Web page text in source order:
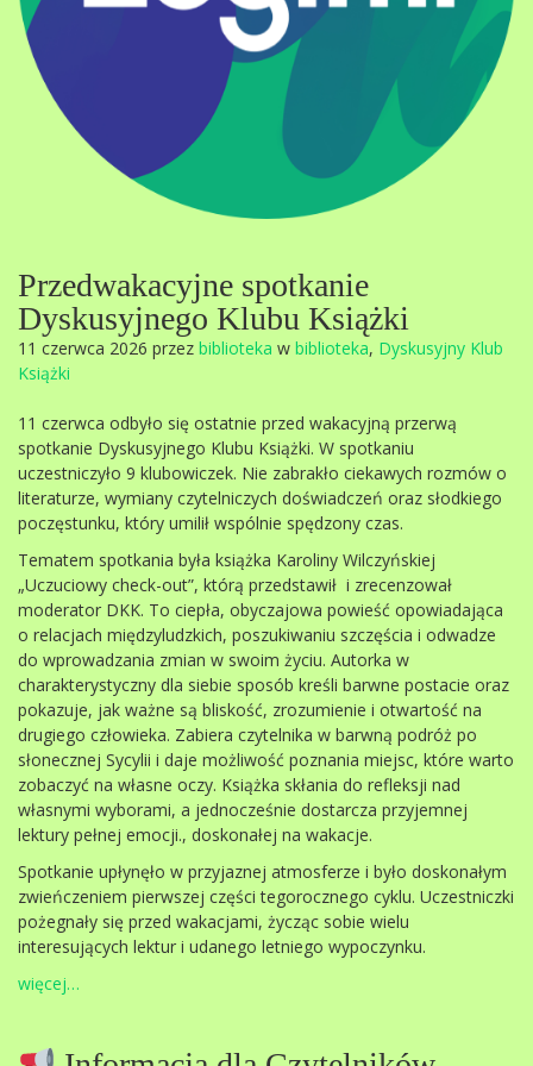
Przedwakacyjne spotkanie
Dyskusyjnego Klubu Książki
11 czerwca 2026 przez biblioteka w biblioteka, Dyskusyjny Klub
Książki
11 czerwca odbyło się ostatnie przed wakacyjną przerwą
spotkanie Dyskusyjnego Klubu Książki. W spotkaniu
uczestniczyło 9 klubowiczek. Nie zabrakło ciekawych rozmów o
literaturze, wymiany czytelniczych doświadczeń oraz słodkiego
poczęstunku, który umilił wspólnie spędzony czas.
Tematem spotkania była książka Karoliny Wilczyńskiej
„Uczuciowy check-out”, którą przedstawił i zrecenzował
moderator DKK. To ciepła, obyczajowa powieść opowiadająca
o relacjach międzyludzkich, poszukiwaniu szczęścia i odwadze
do wprowadzania zmian w swoim życiu. Autorka w
charakterystyczny dla siebie sposób kreśli barwne postacie oraz
pokazuje, jak ważne są bliskość, zrozumienie i otwartość na
drugiego człowieka. Zabiera czytelnika w barwną podróż po
słonecznej Sycylii i daje możliwość poznania miejsc, które warto
zobaczyć na własne oczy. Książka skłania do refleksji nad
własnymi wyborami, a jednocześnie dostarcza przyjemnej
lektury pełnej emocji., doskonałej na wakacje.
Spotkanie upłynęło w przyjaznej atmosferze i było doskonałym
zwieńczeniem pierwszej części tegorocznego cyklu. Uczestniczki
pożegnały się przed wakacjami, życząc sobie wielu
interesujących lektur i udanego letniego wypoczynku.
więcej…